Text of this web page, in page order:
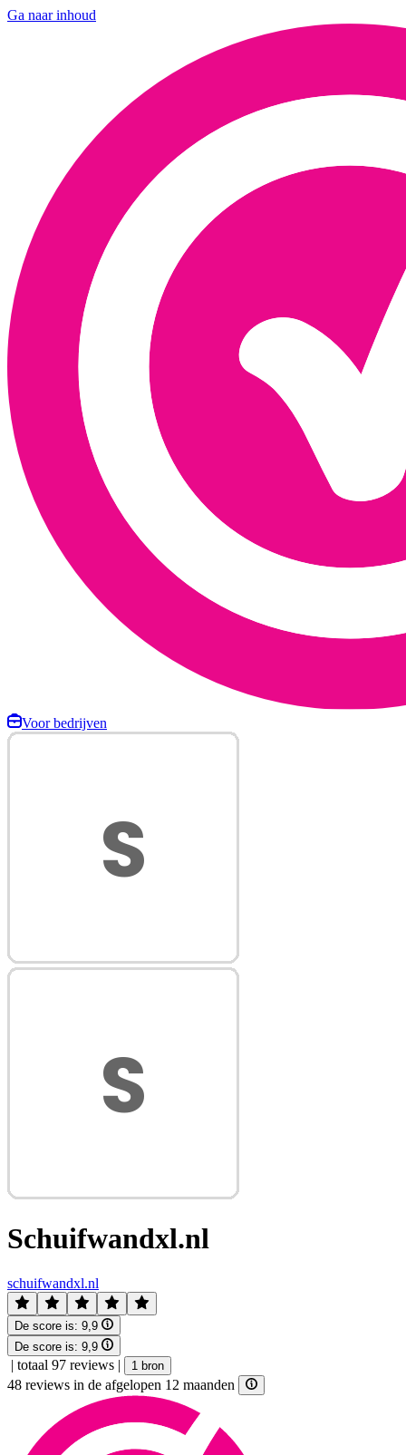
Ga naar inhoud
Voor bedrijven
Schuifwandxl.nl
schuifwandxl.nl
De score is: 9,9
De score is: 9,9
| totaal 97 reviews | 1 bron
48 reviews in de afgelopen 12 maanden